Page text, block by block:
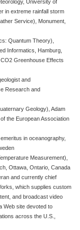
University of
in extreme rainfall storm
Service), Monument,
Quantum Theory),
Informatics, Hamburg,
Greenhouse Effects
and
Research and
Geology), Adam
the European Association
in oceanography,
Measurement),
Ottawa, Ontario, Canada
and currently chief
which supplies custom
and broadcast video
Web site devoted to
across the U.S.,